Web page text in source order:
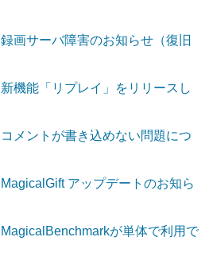
録画サーバ障害のお知らせ（復旧
新機能「リプレイ」をリリースし
コメントが書き込めない問題につ
MagicalGift アップデートのお知ら
MagicalBenchmarkが単体で利用で